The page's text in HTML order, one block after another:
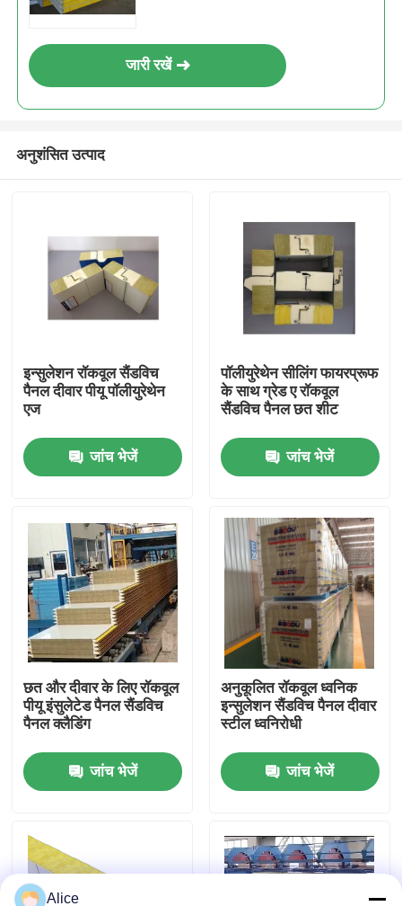
घर
उत्पादों
कारखाना भ्रमण
गुणवत्ता नियंत्रण
एक उद्धरण का अनुरोध करें
इस्पात संरचना भवन
इस्पात संरचना गोदाम
इस्पात संरचना कार्यशाला
जारी रखें
अनुशंसित उत्पाद
इन्सुलेशन रॉकवूल सैंडविच
पैनल दीवार पीयू पॉलीयुरेथेन
एज
जांच भेजें
पॉलीयुरेथेन सीलिंग फायरप्रूफ
के साथ ग्रेड ए रॉकवूल
सैंडविच पैनल छत शीट
जांच भेजें
छत और दीवार के लिए रॉकवूल
पीयू इंसुलेटेड पैनल सैंडविच
पैनल क्लैडिंग
जांच भेजें
अनुकूलित रॉकवूल ध्वनिक
इन्सुलेशन सैंडविच पैनल दीवार
स्टील ध्वनिरोधी
जांच भेजें
Alice